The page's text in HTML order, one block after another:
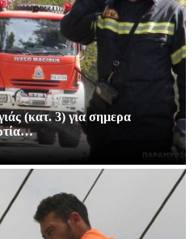
(κατ. 3) για σημερα